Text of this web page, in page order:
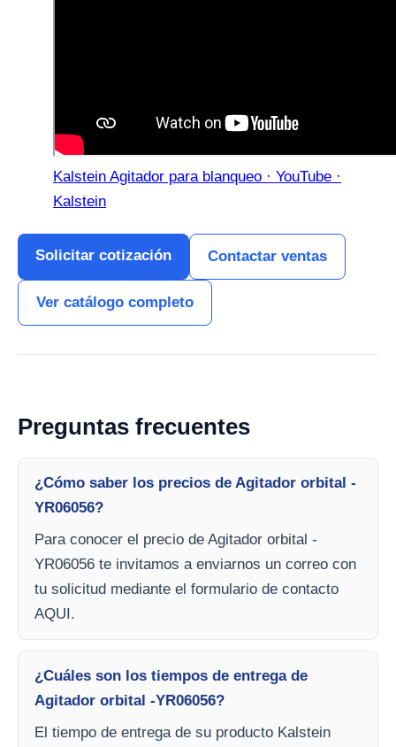
Kalstein Agitador para blanqueo · YouTube ·
Kalstein
Solicitar cotización Contactar ventas
Ver catálogo completo
Preguntas frecuentes
¿Cómo saber los precios de Agitador orbital -
YR06056?
Para conocer el precio de Agitador orbital -
YR06056 te invitamos a enviarnos un correo con
tu solicitud mediante el formulario de contacto
AQUI.
¿Cuáles son los tiempos de entrega de
Agitador orbital -YR06056?
El tiempo de entrega de su producto Kalstein